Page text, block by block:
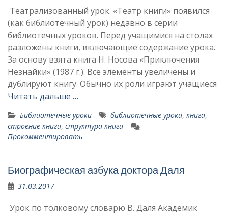
Театрализованный урок. «Театр книги» появился
(как библио­течный урок) недавно в серии
библиотечных уроков. Перед учащимися на столах
разложе­ны книги, включающие содержание уро­ка.
За основу взята книга Н. Носова «Приключения
Незнайки» (1987 г.). Все элементы увеличены и
дублиру­ют книгу. Обычно их роли играют учащиеся
Читать дальше …
Библиотечные уроки библиотечные уроки, книга,
строение книги, структура книги
Прокомментировать
Биографическая азбука доктора Даля
31.03.2017
Урок по толковому словарю В. Даля Академик